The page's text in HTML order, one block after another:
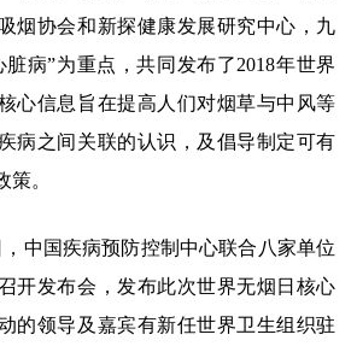
烟协会和新探健康发展研究中心，九
脏病”为重点，共同发布了2018年世界
心信息旨在提高人们对烟草与中风等
病之间关联的认识，及倡导制定可有
。
，中国疾病预防控制中心联合八家单位
开发布会，发布此次世界无烟日核心
的领导及嘉宾有新任世界卫生组织驻